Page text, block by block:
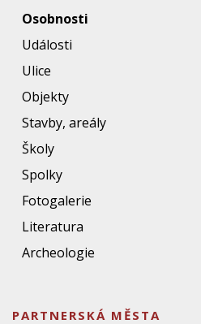
Osobnosti
Události
Ulice
Objekty
Stavby, areály
Školy
Spolky
Fotogalerie
Literatura
Archeologie
PARTNERSKÁ MĚSTA